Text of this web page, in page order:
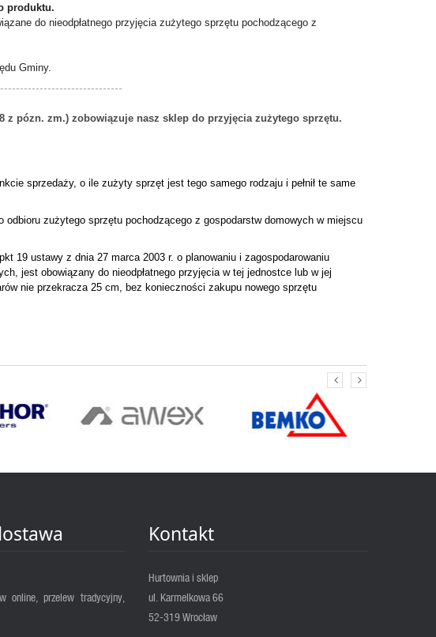
produktu.
do nieodpłatnego przyjęcia zużytego sprzętu pochodzącego z
Gminy.
z pózn. zm.) zobowiązuje nasz sklep do przyjęcia zużytego sprzętu.
sprzedaży, o ile zużyty sprzęt jest tego samego rodzaju i pełnił te same
zużytego sprzętu pochodzącego z gospodarstw domowych w miejscu
19 ustawy z dnia 27 marca 2003 r. o planowaniu i zagospodarowaniu
jest obowiązany do nieodpłatnego przyjęcia w tej jednostce lub w jej
nie przekracza 25 cm, bez konieczności zakupu nowego sprzętu
online, przelew tradycyjny,
Kontakt
Hurtownia i sklep
ul. Karmelkowa 66
52-319 Wrocław